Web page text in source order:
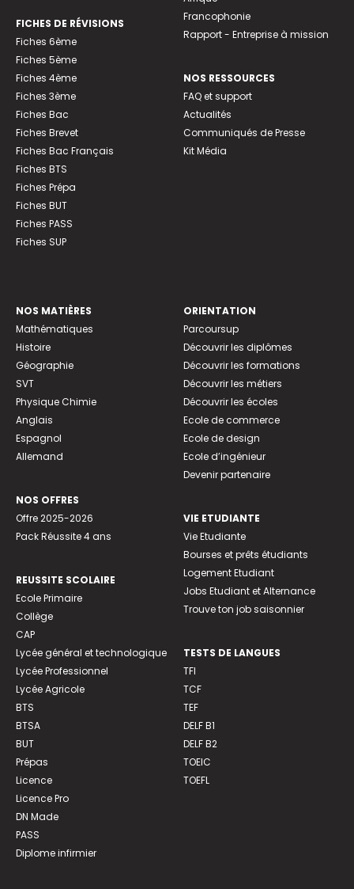
FICHES DE RÉVISIONS
Fiches 6ème
Fiches 5ème
Fiches 4ème
Fiches 3ème
Fiches Bac
Fiches Brevet
Fiches Bac Français
Fiches BTS
Fiches Prépa
Fiches BUT
Fiches PASS
Fiches SUP
Francophonie
Rapport - Entreprise à mission
NOS RESSOURCES
FAQ et support
Actualités
Communiqués de Presse
Kit Média
NOS MATIÈRES
Mathématiques
Histoire
Géographie
SVT
Physique Chimie
Anglais
Espagnol
Allemand
NOS OFFRES
Offre 2025-2026
Pack Réussite 4 ans
REUSSITE SCOLAIRE
Ecole Primaire
Collège
CAP
Lycée général et technologique
Lycée Professionnel
Lycée Agricole
BTS
BTSA
BUT
Prépas
Licence
Licence Pro
DN Made
PASS
Diplome infirmier
ORIENTATION
Parcoursup
Découvrir les diplômes
Découvrir les formations
Découvrir les métiers
Découvrir les écoles
Ecole de commerce
Ecole de design
Ecole d’ingénieur
Devenir partenaire
VIE ETUDIANTE
Vie Etudiante
Bourses et prêts étudiants
Logement Etudiant
Jobs Etudiant et Alternance
Trouve ton job saisonnier
TESTS DE LANGUES
TFI
TCF
TEF
DELF B1
DELF B2
TOEIC
TOEFL